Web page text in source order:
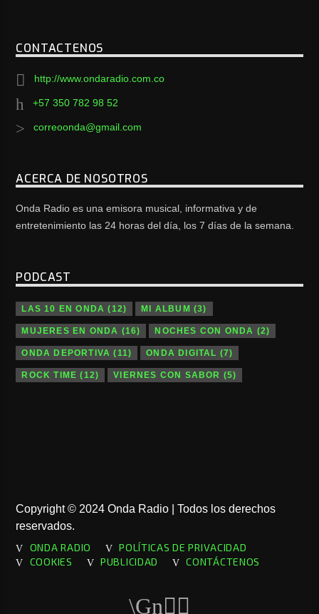
CONTACTENOS
http://www.ondaradio.com.co
+57 350 782 98 52
correoonda@gmail.com
ACERCA DE NOSOTROS
Onda Radio es una emisora musical, informativa y de
entretenimiento las 24 horas del día, los 7 días de la semana.
PODCAST
LAS 10 EN ONDA (12) MI ALBUM (3)
MUJERES EN ONDA (16) NOCHES CON ONDA (2)
ONDA DEPORTIVA (11) ONDA DIGITAL (7)
ROCK TIME (12) VIERNES CON SABOR (5)
Copyright © 2024 Onda Radio | Todos los derechos
reservados.
ONDA RADIO
POLÍTICAS DE PRIVACIDAD
COOKIES
PUBLICIDAD CONTÁCTENOS